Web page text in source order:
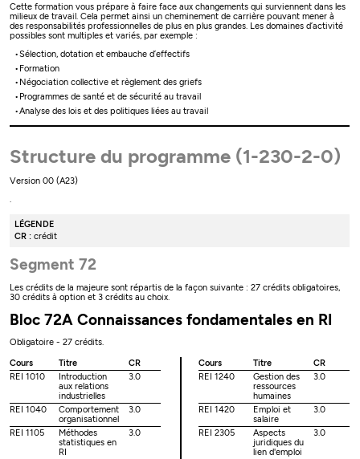
Cette formation vous prépare à faire face aux changements qui surviennent dans les
milieux de travail. Cela permet ainsi un cheminement de carrière pouvant mener à
des responsabilités professionnelles de plus en plus grandes. Les domaines d’activité
possibles sont multiples et variés, par exemple :
Sélection, dotation et embauche d’effectifs
Formation
Négociation collective et règlement des griefs
Programmes de santé et de sécurité au travail
Analyse des lois et des politiques liées au travail
Structure du programme (1-230-2-0)
Version 00 (A23)
.
LÉGENDE
CR : crédit
Segment 72
Les crédits de la majeure sont répartis de la façon suivante : 27 crédits obligatoires,
30 crédits à option et 3 crédits au choix.
Bloc 72A Connaissances fondamentales en RI
Obligatoire - 27 crédits.
Cours
Titre
CR
REI 1010
Introduction
aux relations
industrielles
3.0
REI 1040
Comportement
organisationnel
3.0
REI 1105
Méthodes
statistiques en
RI
3.0
Cours Titre
CR
REI 1240
Gestion des
ressources
humaines
3.0
REI 1420
Emploi et
salaire
3.0
REI 2305
Aspects
juridiques du
lien d'emploi
3.0